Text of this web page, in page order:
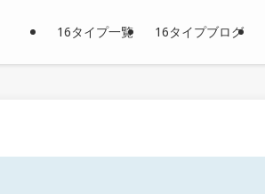
16タイプ一覧 16タイプブログ